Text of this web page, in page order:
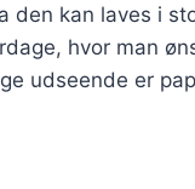
den kan laves i
hvor man
udseende er